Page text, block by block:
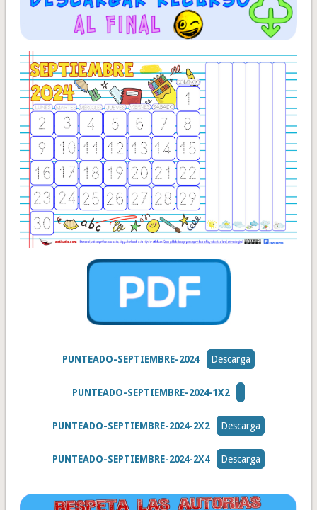
PUNTEADO-SEPTIEMBRE-2024 Descarga
PUNTEADO-SEPTIEMBRE-2024-1X2
PUNTEADO-SEPTIEMBRE-2024-2X2 Descarga
PUNTEADO-SEPTIEMBRE-2024-2X4 Descarga